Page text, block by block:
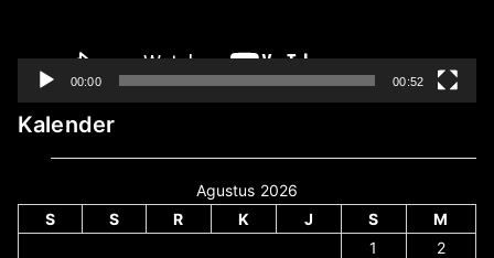
00:00 00:52
Kalender
Agustus 2026
S
S R K J S
M
1
2